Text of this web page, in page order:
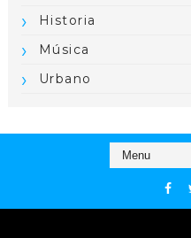
Historia
Música
Urbano